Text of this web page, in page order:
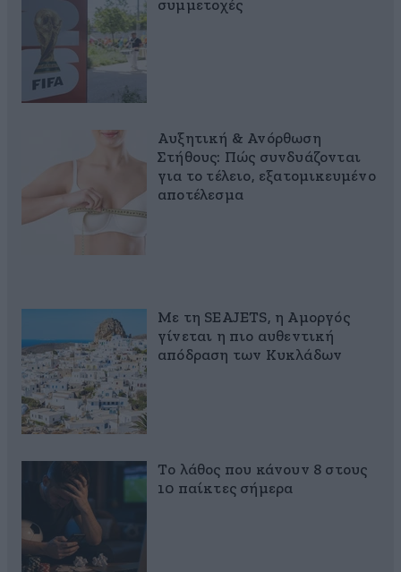
συμμετοχές
Αυξητική & Ανόρθωση
Στήθους: Πώς συνδυάζονται
για το τέλειο, εξατομικευμένο
αποτέλεσμα
Με τη SEAJETS, η Αμοργός
γίνεται η πιο αυθεντική
απόδραση των Κυκλάδων
Το λάθος που κάνουν 8 στους
10 παίκτες σήμερα